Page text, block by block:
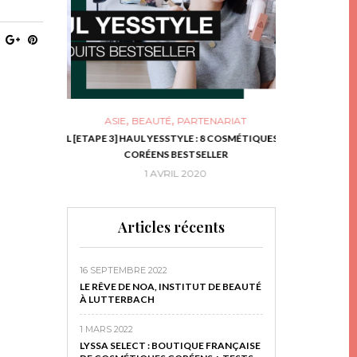
ASIE,BEAUTÉ,PARTENARIAT
[ETAPE 3] HAUL YESSTYLE : 8 COSMÉTIQUES
CORÉENS BESTSELLER
1 AVRIL 2020
Articles récents
16 SEPTEMBRE 2022
LE RÊVE DE NOA, INSTITUT DE BEAUTÉ
À LUTTERBACH
1 MARS 2022
LYSSA SELECT : BOUTIQUE FRANÇAISE